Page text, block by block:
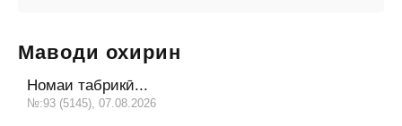
Маводи охирин
Номаи табрикӣ...
№:93 (5145), 07.08.2026